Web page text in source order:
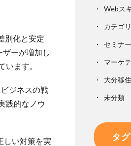
別化と安定
ーが増加し
います。
ジネスの戦
践的なノウ
しい対策を実
Webス
カテゴ
セミナー
マーケ
大分移
未分類
タグ